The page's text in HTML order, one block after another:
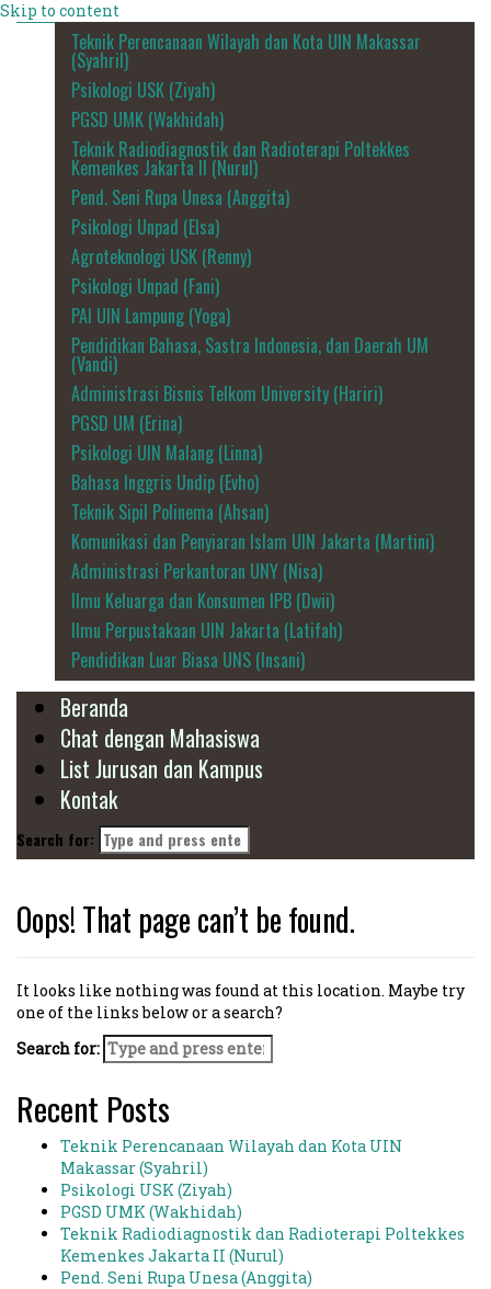
Skip to content
Teknik Perencanaan Wilayah dan Kota UIN Makassar
(Syahril)
Psikologi USK (Ziyah)
PGSD UMK (Wakhidah)
Teknik Radiodiagnostik dan Radioterapi Poltekkes
Kemenkes Jakarta II (Nurul)
Pend. Seni Rupa Unesa (Anggita)
Psikologi Unpad (Elsa)
Agroteknologi USK (Renny)
Psikologi Unpad (Fani)
PAI UIN Lampung (Yoga)
Pendidikan Bahasa, Sastra Indonesia, dan Daerah UM
(Vandi)
Administrasi Bisnis Telkom University (Hariri)
PGSD UM (Erina)
Psikologi UIN Malang (Linna)
Bahasa Inggris Undip (Evho)
Teknik Sipil Polinema (Ahsan)
Komunikasi dan Penyiaran Islam UIN Jakarta (Martini)
Administrasi Perkantoran UNY (Nisa)
Ilmu Keluarga dan Konsumen IPB (Dwii)
Ilmu Perpustakaan UIN Jakarta (Latifah)
Pendidikan Luar Biasa UNS (Insani)
Beranda
Chat dengan Mahasiswa
List Jurusan dan Kampus
Kontak
Search for:
Oops! That page can’t be found.
It looks like nothing was found at this location. Maybe try
one of the links below or a search?
Search for:
Recent Posts
Teknik Perencanaan Wilayah dan Kota UIN
Makassar (Syahril)
Psikologi USK (Ziyah)
PGSD UMK (Wakhidah)
Teknik Radiodiagnostik dan Radioterapi Poltekkes
Kemenkes Jakarta II (Nurul)
Pend. Seni Rupa Unesa (Anggita)